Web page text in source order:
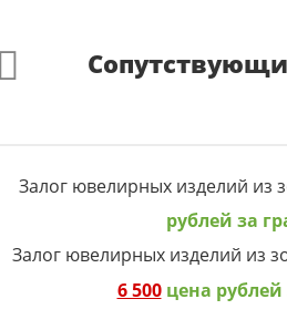
Залог ювелирных изделий из
рублей за
Залог ювелирных изделий из
6 500цена